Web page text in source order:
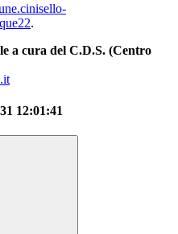
.
a cura del C.D.S. (Centro
12:01:41